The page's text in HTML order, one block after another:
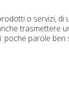
o servizi, di
trasmettere
poche parole